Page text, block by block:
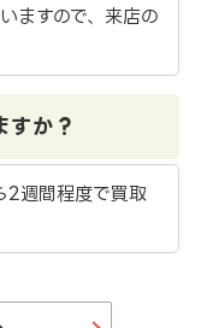
ますので、来店の
すか？
2週間程度で買取